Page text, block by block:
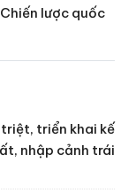
lược quốc
triển khai kế
nhập cảnh trái